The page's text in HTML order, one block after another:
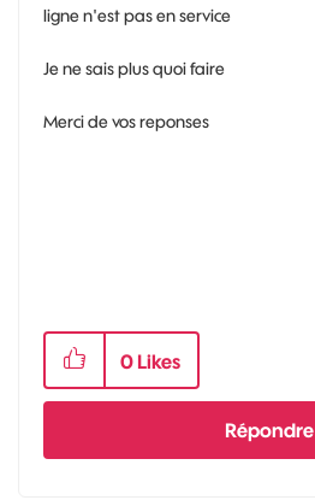
ligne n'est pas en service
Je ne sais plus quoi faire
Merci de vos reponses
0 Likes
Répondre